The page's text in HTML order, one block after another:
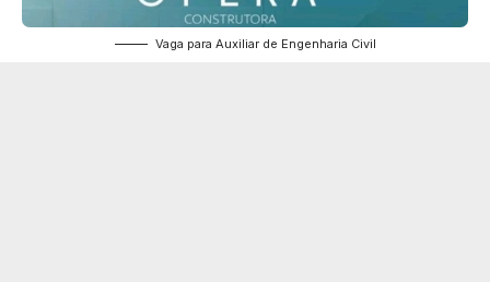
Vaga para Auxiliar de Engenharia Civil